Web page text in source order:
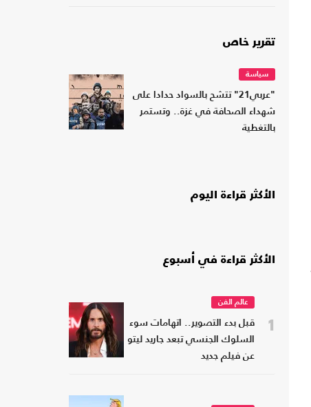
تقرير خاص
سياسة
"عربي21" تتشح بالسواد حدادا على
شهداء الصحافة في غزة.. وتستمر
بالتغطية
الأكثر قراءة اليوم
الأكثر قراءة في أسبوع
1
عالم الفن
قبل بدء التصوير.. اتهامات سوء
السلوك الجنسي تبعد جاريد ليتو
عن فيلم جديد